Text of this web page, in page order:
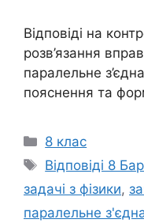
Відповіді на
розв’язання
паралельне
пояснення та
Категорії
8 клас
Позначки
Відповіді 8
задачі з фізики,
паралельне